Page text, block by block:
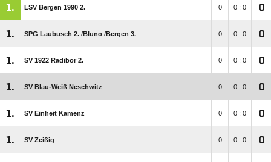
1. LSV Bergen 1990 2. 0 0 : 0 0
1. SPG Laubusch 2. /​Bluno /​Bergen 3. 0 0 : 0 0
1. SV 1922 Radibor 2. 0 0 : 0 0
1. SV Blau-Weiß Neschwitz 0 0 : 0 0
1. SV Einheit Kamenz 0 0 : 0 0
1. SV Zeißig 0 0 : 0 0